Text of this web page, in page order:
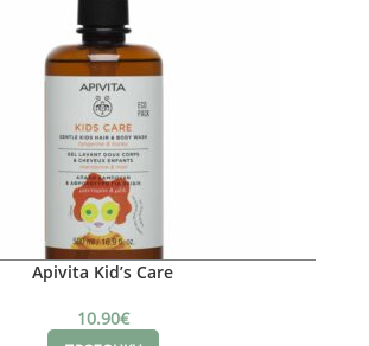
Apivita Kid’s Care
10.90€